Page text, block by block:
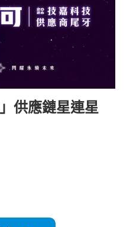
供應鏈星連星